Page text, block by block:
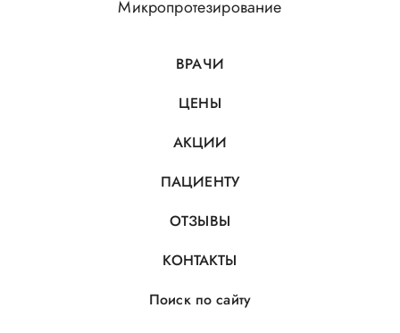
Микропротезирование
ВРАЧИ
ЦЕНЫ
АКЦИИ
ПАЦИЕНТУ
ОТЗЫВЫ
КОНТАКТЫ
Поиск по сайту